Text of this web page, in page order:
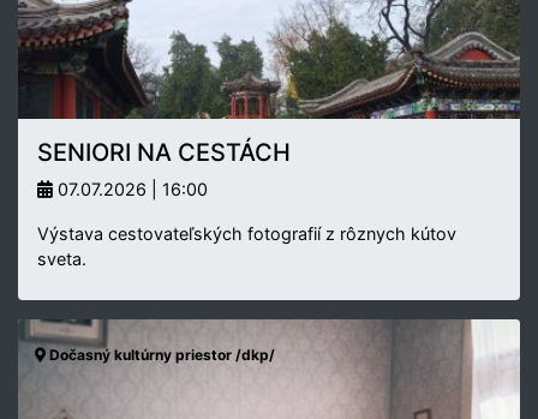
SENIORI NA CESTÁCH
07.07.2026 | 16:00
Výstava cestovateľských fotografií z rôznych kútov
sveta.
Dočasný kultúrny priestor /dkp/